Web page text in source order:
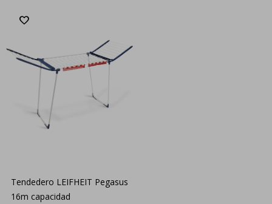
Tendedero LEIFHEIT Pegasus
16m capacidad